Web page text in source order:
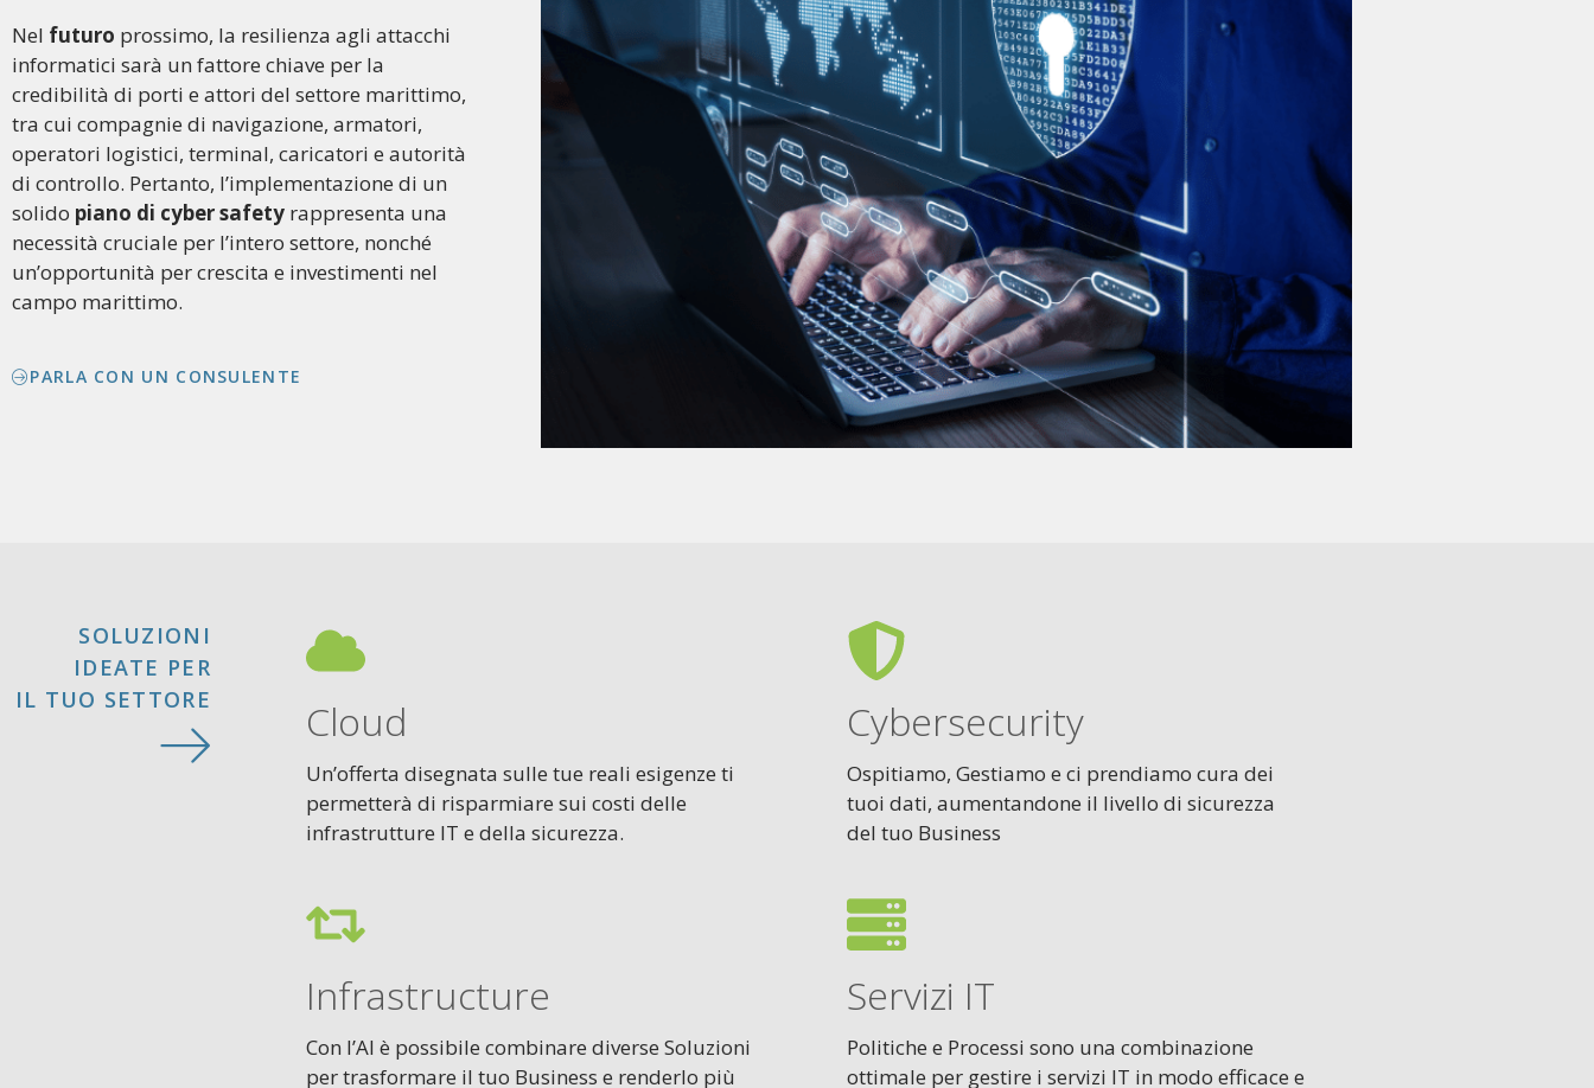
Nel futuro prossimo, la resilienza agli attacchi
informatici sarà un fattore chiave per la
credibilità di porti e attori del settore marittimo,
tra cui compagnie di navigazione, armatori,
operatori logistici, terminal, caricatori e autorità
di controllo. Pertanto, l’implementazione di un
solido piano di cyber safety rappresenta una
necessità cruciale per l’intero settore, nonché
un’opportunità per crescita e investimenti nel
campo marittimo.
PARLA CON UN CONSULENTE
SOLUZIONI
IDEATE PER
IL TUO SETTORE
Cloud
Un’offerta disegnata sulle tue reali esigenze ti
permetterà di risparmiare sui costi delle
infrastrutture IT e della sicurezza.
Infrastructure
Con l’AI è possibile combinare diverse Soluzioni
per trasformare il tuo Business e renderlo più
Cybersecurity
Ospitiamo, Gestiamo e ci prendiamo cura dei
tuoi dati, aumentandone il livello di sicurezza
del tuo Business
Servizi IT
Politiche e Processi sono una combinazione
ottimale per gestire i servizi IT in modo efficace e